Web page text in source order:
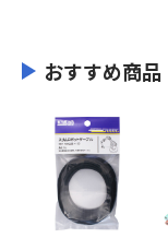
おすすめ商品